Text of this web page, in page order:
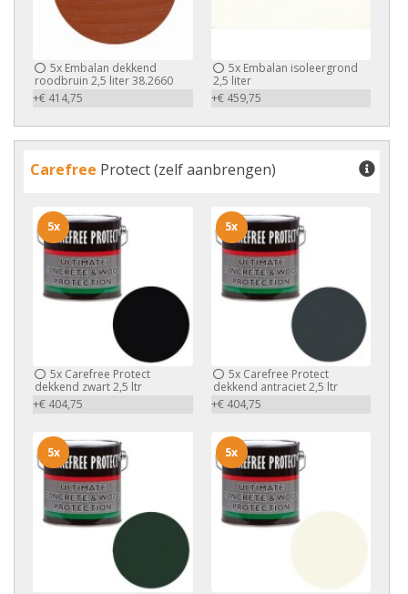
5x Embalan dekkend
roodbruin 2,5 liter 38.2660
+€ 414,75
5xEmbalan isoleergrond
2,5 liter
+€ 459,75
Carefree Protect (zelf aanbrengen)
5x Carefree Protect
dekkend zwart 2,5 ltr
+€ 404,75
5x
5xCarefree Protect
dekkend antraciet 2,5 ltr
+€ 404,75
5x
5x 5x